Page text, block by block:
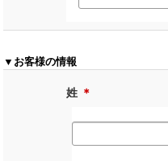
▼お客様の情報
姓 ＊